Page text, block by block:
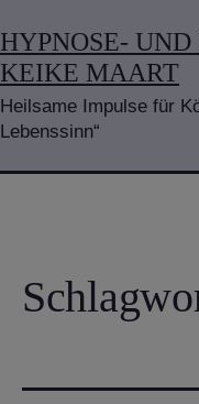
Inhalt
springen
HYPNOSE-
KEIKE MAART
Heilsame Impulse für
Lebenssinn“